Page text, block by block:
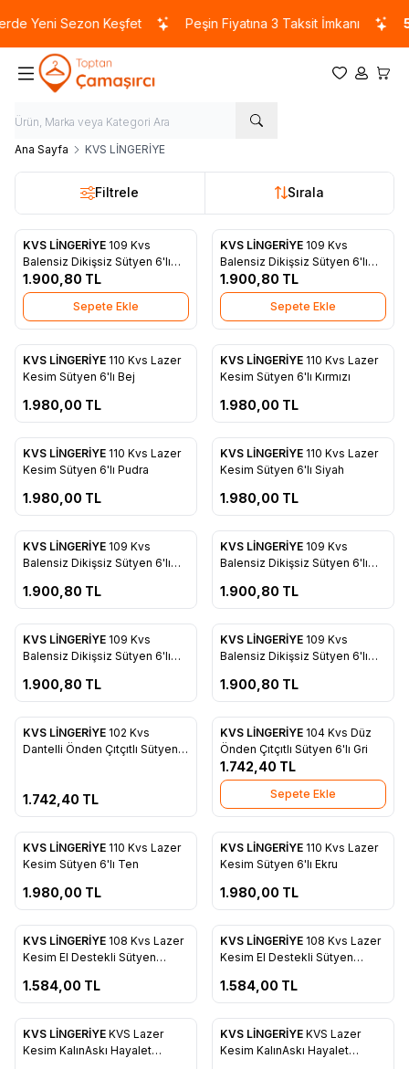
Yeni Sezon Keşfet Peşin Fiyatına 3 Taksit İmkanı
Favorilerim
Hesabım
Ana Sayfa KVS LİNGERİYE
Filtrele Sırala
Favorilere Ekle
KVS LİNGERİYE 109 Kvs
Balensiz Dikişsiz Sütyen 6'lı
Bej
1.900,80 TL
Sepete Ekle
Favorilere Ekle
KVS LİNGERİYE 109 Kvs
Balensiz Dikişsiz Sütyen 6'lı
Pudra
1.900,80 TL
Sepete Ekle
Favorilere Ekle
KVS LİNGERİYE 110 Kvs Lazer
Kesim Sütyen 6'lı Bej
1.980,00 TL
Favorilere Ekle
Tükendi
KVS LİNGERİYE 110 Kvs Lazer
Kesim Sütyen 6'lı Kırmızı
1.980,00 TL
Favorilere Ekle
KVS LİNGERİYE 110 Kvs Lazer
Kesim Sütyen 6'lı Pudra
1.980,00 TL
Favorilere Ekle
Tükendi
KVS LİNGERİYE 110 Kvs Lazer
Kesim Sütyen 6'lı Siyah
1.980,00 TL
Favorilere Ekle
KVS LİNGERİYE 109 Kvs
Balensiz Dikişsiz Sütyen 6'lı
1.900,80 TL
Favorilere Ekle
Tükendi
KVS LİNGERİYE 109 Kvs
Balensiz Dikişsiz Sütyen 6'lı
1.900,80 TL
Favorilere Ekle
KVS LİNGERİYE 109 Kvs
Balensiz Dikişsiz Sütyen 6'lı
1.900,80 TL
Favorilere Ekle
Tükendi
KVS LİNGERİYE 109 Kvs
Balensiz Dikişsiz Sütyen 6'lı
1.900,80 TL
Favorilere Ekle
KVS LİNGERİYE 102 Kvs
Dantelli Önden Çıtçıtlı Sütyen
1.742,40 TL
Favorilere Ekle
KVS LİNGERİYE 104 Kvs Düz
Önden Çıtçıtlı Sütyen 6'lı Gri
1.742,40 TL
Sepete Ekle
Favorilere Ekle
KVS LİNGERİYE 110 Kvs Lazer
Kesim Sütyen 6'lı Ten
1.980,00 TL
Favorilere Ekle
Tükendi
KVS LİNGERİYE 110 Kvs Lazer
Kesim Sütyen 6'lı Ekru
1.980,00 TL
Favorilere Ekle
KVS LİNGERİYE 108 Kvs Lazer
Kesim El Destekli Sütyen
1.584,00 TL
Favorilere Ekle
Tükendi
KVS LİNGERİYE 108 Kvs Lazer
Kesim El Destekli Sütyen
1.584,00 TL
Favorilere Ekle
KVS LİNGERİYE KVS Lazer
Kesim KalınAskı Hayalet
Favorilere Ekle
Tükendi
KVS LİNGERİYE KVS Lazer
Kesim KalınAskı Hayalet